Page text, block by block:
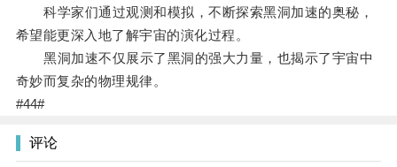
科学家们通过观测和模拟，不断探索黑洞加速的奥秘，
希望能更深入地了解宇宙的演化过程。
黑洞加速不仅展示了黑洞的强大力量，也揭示了宇宙中
奇妙而复杂的物理规律。
#44#
评论